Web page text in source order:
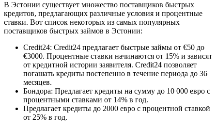
В Эстонии существует множество поставщиков быстрых
кредитов, предлагающих различные условия и процентные
ставки. Вот список некоторых из самых популярных
поставщиков быстрых займов в Эстонии:
Credit24: Credit24 предлагает быстрые займы от €50 до
€3000. Процентные ставки начинаются от 15% и зависят
от кредитной истории заявителя. Credit24 позволяет
погашать кредиты постепенно в течение периода до 36
месяцев.
Бондора: Предлагает кредиты на сумму до 10 000 евро с
процентными ставками от 14% в год.
Предлагает кредиты до 2000 евро с процентной ставкой
от 25% в год.